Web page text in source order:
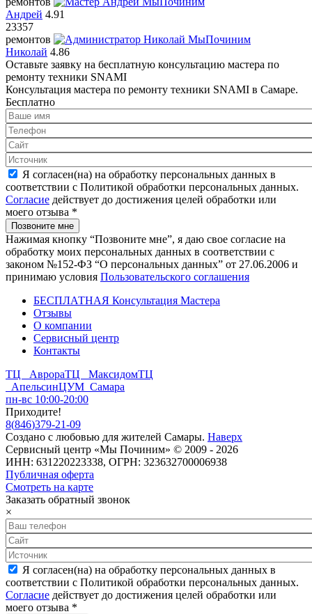
Андрей 4.91
23357
ремонтов
Николай 4.86
Оставьте заявку на бесплатную консультацию мастера по
ремонту техники SNAMI
Консультация мастера по ремонту техники SNAMI в Самаре.
Бесплатно
Я согласен(на) на обработку персональных данных в
соответствии с Политикой обработки персональных данных.
Согласие действует до достижения целей обработки или
моего отзыва *
Нажимая кнопку “Позвоните мне”, я даю свое согласие на
обработку моих персональных данных в соответствии с
законом №152-ФЗ “О персональных данных” от 27.06.2006 и
принимаю условия Пользовательского соглашения
БЕСПЛАТНАЯ Консультация Мастера
Отзывы
О компании
Сервисный центр
Контакты
ТЦ АврораТЦ МаксидомТЦ
АпельсинЦУМ Самара
пн-вс 10:00-20:00
Приходите!
8(846)379-21-09
Создано с любовью для жителей Самары. Наверх
Сервисный центр «Мы Починим» © 2009 - 2026
ИНН: 631220223338, ОГРН: 323632700006938
Публичная оферта
Смотреть на карте
Заказать обратный звонок
×
Я согласен(на) на обработку персональных данных в
соответствии с Политикой обработки персональных данных.
Согласие действует до достижения целей обработки или
моего отзыва *